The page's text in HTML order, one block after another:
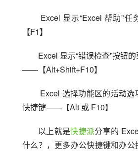
【F1】
Excel 显示“错误检查”按钮
——【Alt+Shift+F10】
快捷键——【Alt 或 F10】
以上就是快捷派分享的
什么？，更多办公快捷键和办公